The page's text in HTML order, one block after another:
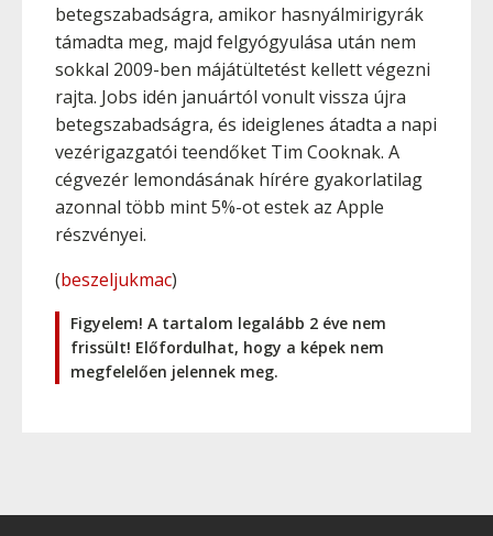
betegszabadságra, amikor hasnyálmirigyrák
támadta meg, majd felgyógyulása után nem
sokkal 2009-ben májátültetést kellett végezni
rajta. Jobs idén januártól vonult vissza újra
betegszabadságra, és ideiglenes átadta a napi
vezérigazgatói teendőket Tim Cooknak. A
cégvezér lemondásának hírére gyakorlatilag
azonnal több mint 5%-ot estek az Apple
részvényei.
(beszeljukmac)
Figyelem! A tartalom legalább 2 éve nem
frissült! Előfordulhat, hogy a képek nem
megfelelően jelennek meg.